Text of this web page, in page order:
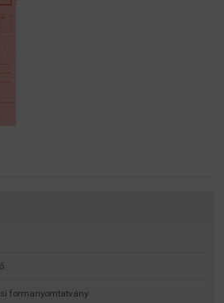
formanyomtatvány